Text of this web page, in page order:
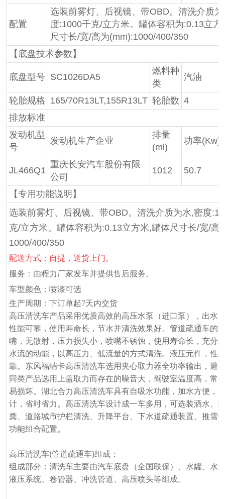
配置
选装前雾灯、后视镜、带OBD。清洗介质
度:1000千克/立方米。罐体容积为:0.13立方
尺寸长/宽/高为(mm):1000/400/350
【底盘技术参数】
底盘型号 SC1026DA5
燃料种
类
汽油
轮胎规格 165/70R13LT,155R13LT 轮胎数 4
排放标准
发动机型
号
发动机生产企业
排量
(ml)
功率(Kw)
JL466Q1
重庆长安汽车股份有限
公司
1012 50.7
【专用功能说明】
选装前雾灯、后视镜、带OBD。清洗介质为水,密度
克/立方米。罐体容积为:0.13立方米,罐体尺寸长/宽/高
1000/400/350
配送方式：自提，送货上门。
服务：由程力厂家发车并提供售后服务。
车型颜色：喷漆可选
生产周期：下订单起7天内交货
高压清洗车产品采用优质高效的高压水泵（进口泵），出水
性能可靠，使用寿命长，节水并清洗效果好。管道疏通车的
嘴，无散射，压力损失小，喷嘴不锈蚀，使用寿命长，充分
水流的动能，以高压力、低流量的方式清洗。液压元件，性
靠。东风福瑞卡高压清洗车选用夹心取力器全功率输出，避
同类产品选用上盖取力而存在的噪音大，驾驶室温度高，常
易损坏。湖北合力高压清洗车具有自吸水功能，加水方便，
计，省时省力。高压清洗车设计成一车多用，可选装洒水、
粪、道路城市护栏清洗、升降平台、下水道疏通装置、推雪
功能组合配置。
高压清洗车(管道疏通车)组成：
组成部分：清洗车主要由汽车底盘（全国联保）、水罐、水
液压系统、卷管器、冲洗管道、高压喷头等组成。